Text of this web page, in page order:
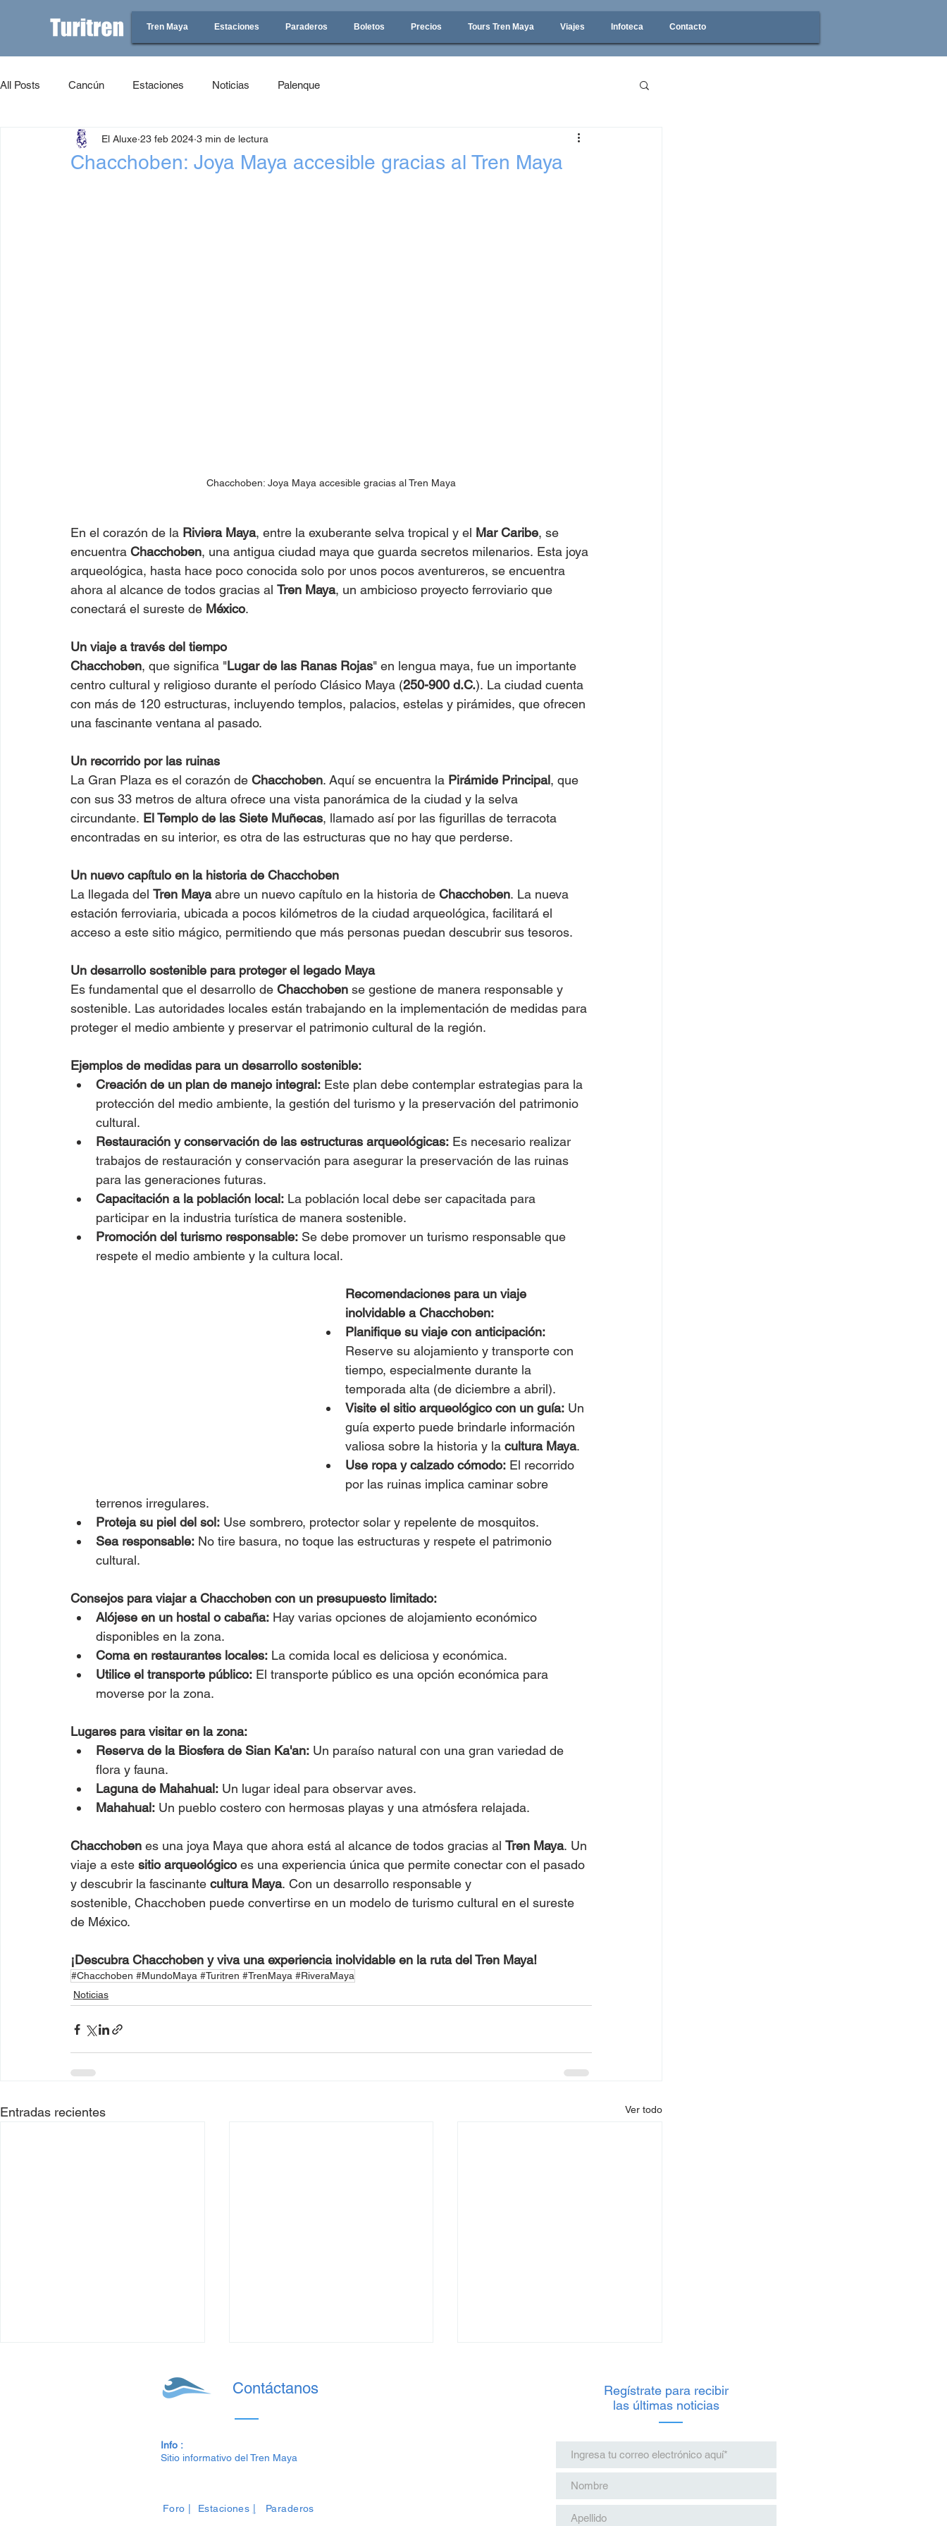
Tren Maya Estaciones Paraderos Boletos Precios Tours Tren Maya Viajes Infoteca Contacto
All Posts Cancún Estaciones Noticias Palenque
Chacchoben: Joya Maya accesible gracias al Tren Maya
El Aluxe 23 feb 2024 3 min de lectura
Chacchoben: Joya Maya accesible gracias al Tren Maya
En el corazón de la Riviera Maya, entre la exuberante selva tropical y el Mar Caribe, se
encuentra Chacchoben, una antigua ciudad maya que guarda secretos milenarios. Esta joya
arqueológica, hasta hace poco conocida solo por unos pocos aventureros, se encuentra
ahora al alcance de todos gracias al Tren Maya, un ambicioso proyecto ferroviario que
conectará el sureste de México.
Un viaje a través del tiempo
Chacchoben, que significa "Lugar de las Ranas Rojas" en lengua maya, fue un importante
centro cultural y religioso durante el período Clásico Maya (250-900 d.C.). La ciudad cuenta
con más de 120 estructuras, incluyendo templos, palacios, estelas y pirámides, que ofrecen
una fascinante ventana al pasado.
Un recorrido por las ruinas
La Gran Plaza es el corazón de Chacchoben. Aquí se encuentra la Pirámide Principal, que
con sus 33 metros de altura ofrece una vista panorámica de la ciudad y la selva
circundante. El Templo de las Siete Muñecas, llamado así por las figurillas de terracota
encontradas en su interior, es otra de las estructuras que no hay que perderse.
Un nuevo capítulo en la historia de Chacchoben
La llegada del Tren Maya abre un nuevo capítulo en la historia de Chacchoben. La nueva
estación ferroviaria, ubicada a pocos kilómetros de la ciudad arqueológica, facilitará el
acceso a este sitio mágico, permitiendo que más personas puedan descubrir sus tesoros.
Un desarrollo sostenible para proteger el legado Maya
Es fundamental que el desarrollo de Chacchoben se gestione de manera responsable y
sostenible. Las autoridades locales están trabajando en la implementación de medidas para
proteger el medio ambiente y preservar el patrimonio cultural de la región.
Ejemplos de medidas para un desarrollo sostenible:
Creación de un plan de manejo integral: Este plan debe contemplar estrategias para la
protección del medio ambiente, la gestión del turismo y la preservación del patrimonio
cultural.
Restauración y conservación de las estructuras arqueológicas: Es necesario realizar
trabajos de restauración y conservación para asegurar la preservación de las ruinas
para las generaciones futuras.
Capacitación a la población local: La población local debe ser capacitada para
participar en la industria turística de manera sostenible.
Promoción del turismo responsable: Se debe promover un turismo responsable que
respete el medio ambiente y la cultura local.
Recomendaciones para un viaje
inolvidable a Chacchoben:
Planifique su viaje con anticipación:
Reserve su alojamiento y transporte con
tiempo, especialmente durante la
temporada alta (de diciembre a abril).
Visite el sitio arqueológico con un guía: Un
guía experto puede brindarle información
valiosa sobre la historia y la cultura Maya.
Use ropa y calzado cómodo: El recorrido
por las ruinas implica caminar sobre
terrenos irregulares.
Proteja su piel del sol: Use sombrero, protector solar y repelente de mosquitos.
Sea responsable: No tire basura, no toque las estructuras y respete el patrimonio
cultural.
Consejos para viajar a Chacchoben con un presupuesto limitado:
Alójese en un hostal o cabaña: Hay varias opciones de alojamiento económico
disponibles en la zona.
Coma en restaurantes locales: La comida local es deliciosa y económica.
Utilice el transporte público: El transporte público es una opción económica para
moverse por la zona.
Lugares para visitar en la zona:
Reserva de la Biosfera de Sian Ka'an: Un paraíso natural con una gran variedad de
flora y fauna.
Laguna de Mahahual: Un lugar ideal para observar aves.
Mahahual: Un pueblo costero con hermosas playas y una atmósfera relajada.
Chacchoben es una joya Maya que ahora está al alcance de todos gracias al Tren Maya. Un
viaje a este sitio arqueológico es una experiencia única que permite conectar con el pasado
y descubrir la fascinante cultura Maya. Con un desarrollo responsable y
sostenible, Chacchoben puede convertirse en un modelo de turismo cultural en el sureste
de México.
¡Descubra Chacchoben y viva una experiencia inolvidable en la ruta del Tren Maya!
#Chacchoben #MundoMaya #Turitren #TrenMaya #RiveraMaya
Noticias
Entradas recientes Ver todo
de 2024)
Mahahual: Un oasis de paz
Contáctanos
Info :
Sitio informativo del Tren Maya
Foro | Estaciones | Paraderos
Regístrate para recibir
las últimas noticias